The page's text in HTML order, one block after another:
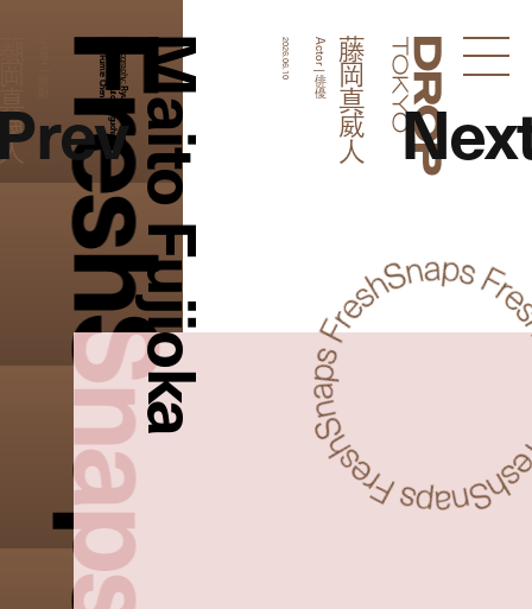
Droptokyo
FreshSnaps
Maito Fujioka
Photography:
Ryunosuke Kanaya
Hair&Make:
Yuto Taniguchi
Fumie Chen 藤岡真威人
Actor | 俳優
2026.06.10
人